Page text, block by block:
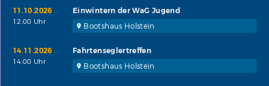
11.10.2026
12:00 Uhr
Einwintern der WaG Jugend
Bootshaus Holstein
14.11.2026
14:00 Uhr
Fahrtenseglertreffen
Bootshaus Holstein